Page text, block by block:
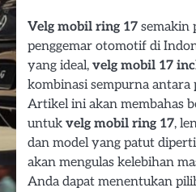
Velg mobil ring 17 semakin
penggemar otomotif di
yang ideal, velg mobil 17
kombinasi sempurna antara
Artikel ini akan membahas
untuk velg mobil ring 17,
dan model yang patut
akan mengulas kelebihan
Anda dapat menentukan